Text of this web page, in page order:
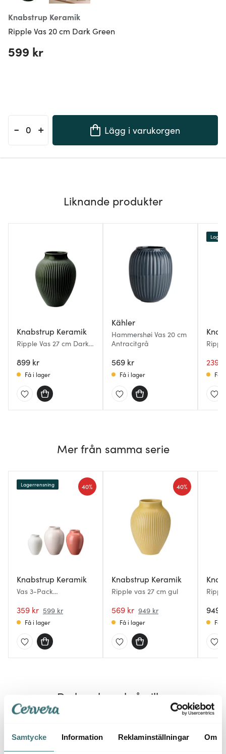
Samtycke Information Reklaminställningar Om
Knabstrup Keramik
Ripple Vas 20 cm Dark Green
599 kr
- + Lägg i varukorgen
Liknande produkter
Knabstrup Keramik
Ripple Vas 27 cm Dark
899 kr
Få i lager
Kähler
Hammershøi Vas 20 cm
Antracitgrå
569 kr
Få i lager
239
Få
Mer från samma serie
Knabstrup Keramik
Vas 3-Pack
359 kr 599 kr
40%
Lagerrensning
Få i lager
Knabstrup Keramik
Ripple vas 27 cm gul
569 kr 949 kr
40%
Få i lager
949
Få
Du kanske också gillar